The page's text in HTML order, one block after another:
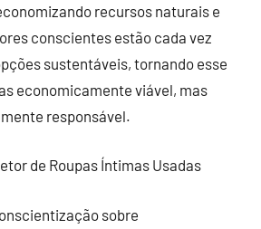
recursos naturais e
conscientes estão cada vez
sustentáveis, tornando esse
economicamente viável, mas
responsável.
de Roupas Íntimas Usadas
sobre